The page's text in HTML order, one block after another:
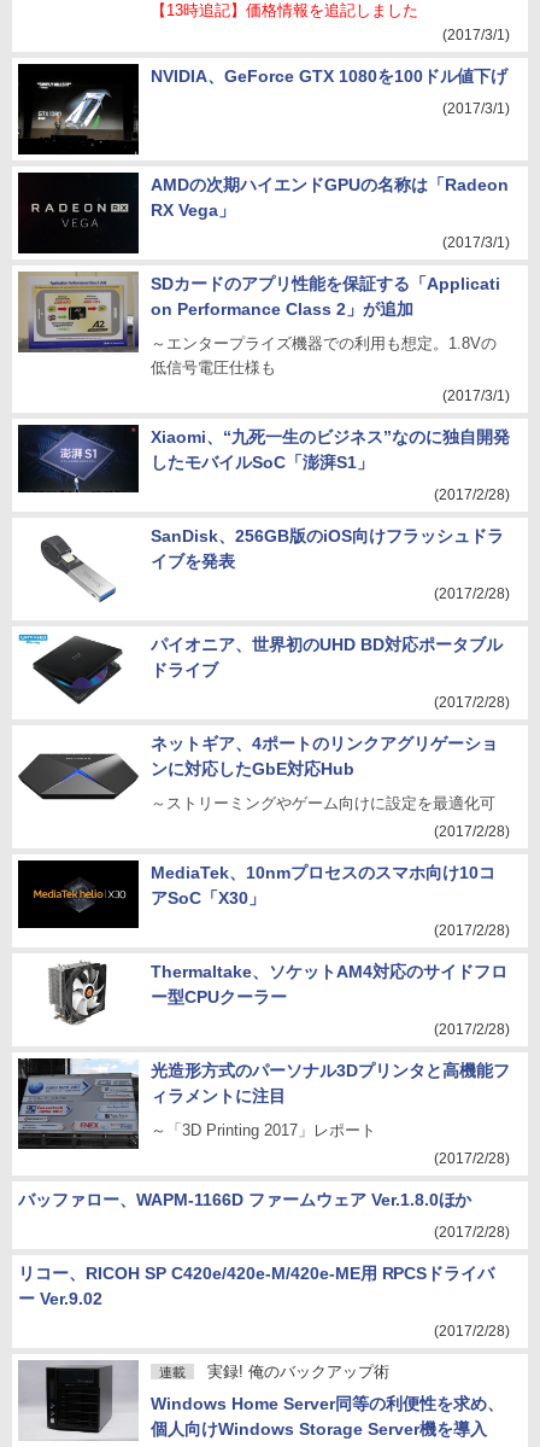
【13時追記】価格情報を追記しました
(2017/3/1)
NVIDIA、GeForce GTX 1080を100ドル値下げ
(2017/3/1)
AMDの次期ハイエンドGPUの名称は「Radeon
RX Vega」
(2017/3/1)
SDカードのアプリ性能を保証する「Applicati
on Performance Class 2」が追加
～エンタープライズ機器での利用も想定。1.8Vの
低信号電圧仕様も
(2017/3/1)
Xiaomi、“九死一生のビジネス”なのに独自開発
したモバイルSoC「澎湃S1」
(2017/2/28)
SanDisk、256GB版のiOS向けフラッシュドラ
イブを発表
(2017/2/28)
パイオニア、世界初のUHD BD対応ポータブル
ドライブ
(2017/2/28)
ネットギア、4ポートのリンクアグリゲーショ
ンに対応したGbE対応Hub
～ストリーミングやゲーム向けに設定を最適化可
(2017/2/28)
MediaTek、10nmプロセスのスマホ向け10コ
アSoC「X30」
(2017/2/28)
Thermaltake、ソケットAM4対応のサイドフロ
ー型CPUクーラー
(2017/2/28)
光造形方式のパーソナル3Dプリンタと高機能フ
ィラメントに注目
～「3D Printing 2017」レポート
(2017/2/28)
バッファロー、WAPM-1166D ファームウェア Ver.1.8.0ほか
(2017/2/28)
リコー、RICOH SP C420e/420e-M/420e-ME用 RPCSドライバ
ー Ver.9.02
(2017/2/28)
連載 実録! 俺のバックアップ術
Windows Home Server同等の利便性を求め、
個人向けWindows Storage Server機を導入